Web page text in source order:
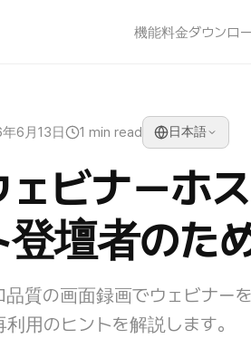
機能料金ダウンロ
6月13日 1 min read 日本語
ェビナーホ
登壇者のた
品質の画面録画でウェビナー
利用のヒントを解説します。